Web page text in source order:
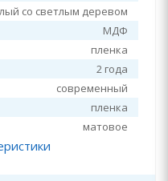
со светлым деревом
МДФ
пленка
2 года
современный
пленка
матовое